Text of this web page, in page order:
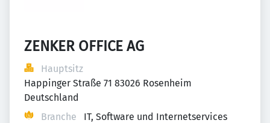
ZENKER OFFICE AG
Hauptsitz
Happinger Straße 71 83026 Rosenheim
Deutschland
Branche
IT, Software und Internetservices